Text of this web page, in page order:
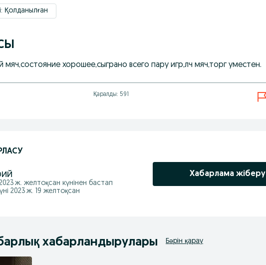
Қолданылған
мяч,состояние хорошее,сыграно всего пару игр,лч мяч,торг уместен.
Қаралды: 591
ж. желтоқсан күнінен бастап
2023 ж. 19 желтоқсан
Хабарлама жіберу
хабарландырулары Бәрін қарау